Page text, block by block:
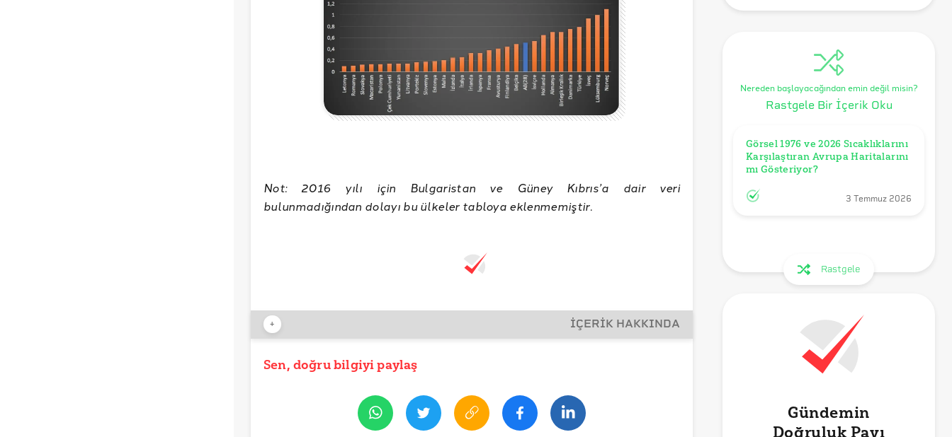
Not: 2016 yılı için Bulgaristan ve Güney Kıbrıs’a dair veri
bulunmadığından dolayı bu ülkeler tabloya eklenmemiştir.
+ İÇERİK HAKKINDA
YAYIN TARİHİ
Sen, doğru bilgiyi paylaş
Nereden başlayacağından emin değil misin?
Rastgele Bir İçerik Oku
Görsel 1976 ve 2026 Sıcaklıklarını
Karşılaştıran Avrupa Haritalarını
mı Gösteriyor?
3 Temmuz 2026
Rastgele
Gündemin
Doğruluk Payı